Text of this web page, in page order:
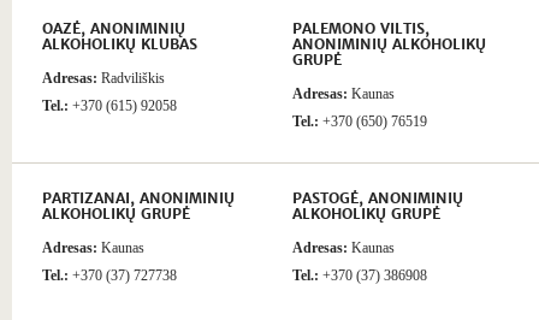
OAZĖ, ANONIMINIŲ
ALKOHOLIKŲ KLUBAS
Adresas: Radviliškis
Tel.: +370 (615) 92058
PALEMONO VILTIS,
ANONIMINIŲ ALKOHOLIKŲ
GRUPĖ
Adresas: Kaunas
Tel.: +370 (650) 76519
PARTIZANAI, ANONIMINIŲ
ALKOHOLIKŲ GRUPĖ
Adresas: Kaunas
Tel.: +370 (37) 727738
PASTOGĖ, ANONIMINIŲ
ALKOHOLIKŲ GRUPĖ
Adresas: Kaunas
Tel.: +370 (37) 386908